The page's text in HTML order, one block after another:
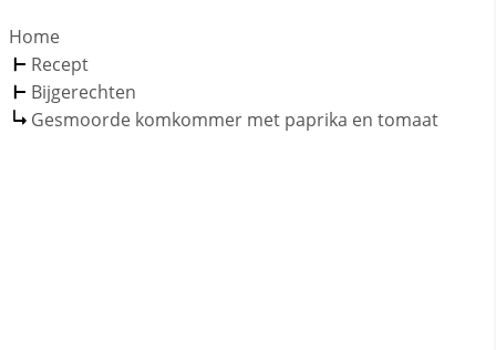
Home
Recept
Bijgerechten
Gesmoorde komkommer met paprika en tomaat